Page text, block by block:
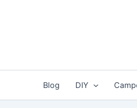
Blog DIY